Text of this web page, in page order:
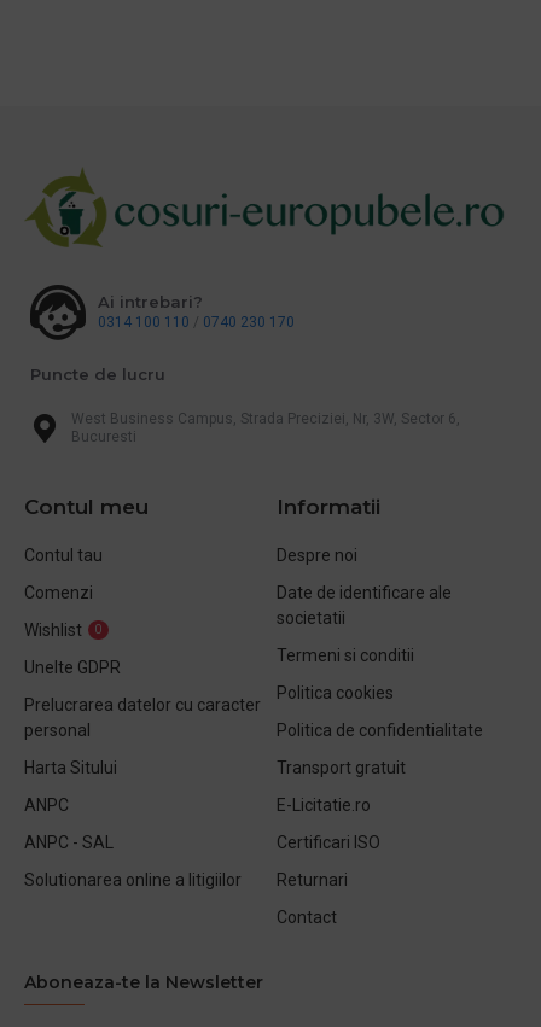
Ai intrebari?
0314 100 110 / 0740 230 170
Puncte de lucru
West Business Campus, Strada Preciziei, Nr, 3W, Sector 6,
Bucuresti
Contul meu
Contul tau
Comenzi
Wishlist
0
Unelte GDPR
Prelucrarea datelor cu caracter
personal
Harta Sitului
ANPC
ANPC - SAL
Solutionarea online a litigiilor
Informatii
Despre noi
Date de identificare ale
societatii
Termeni si conditii
Politica cookies
Politica de confidentialitate
Transport gratuit
E-Licitatie.ro
Certificari ISO
Returnari
Contact
Aboneaza-te la Newsletter